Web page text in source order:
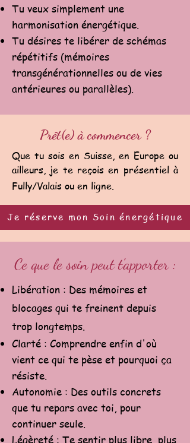
Tu veux simplement une
harmonisation énergétique.
Tu désires te libérer de schémas
répétitifs (mémoires
transgénérationnelles ou de vies
antérieures ou parallèles).
Prêt(e) à commencer ?
Que tu sois en Suisse, en Europe ou
ailleurs, je te reçois en présentiel à
Fully/Valais ou en ligne.
Je réserve mon Soin énergétique
Ce que le soin peut t'apporter :
Libération : Des mémoires et
blocages qui te freinent depuis
trop longtemps.
Clarté : Comprendre enfin d'où
vient ce qui te pèse et pourquoi ça
résiste.
Autonomie : Des outils concrets
que tu repars avec toi, pour
continuer seule.
Légèreté : Te sentir plus libre, plus